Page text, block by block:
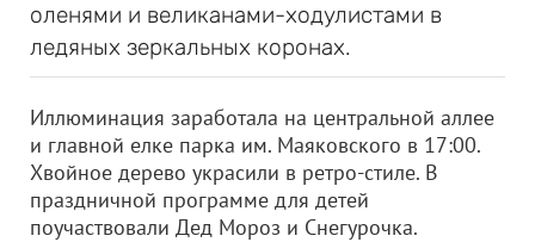
оленями и великанами-ходулистами в
ледяных зеркальных коронах.
Иллюминация заработала на центральной аллее
и главной елке парка им. Маяковского в 17:00.
Хвойное дерево украсили в ретро-стиле. В
праздничной программе для детей
поучаствовали Дед Мороз и Снегурочка.